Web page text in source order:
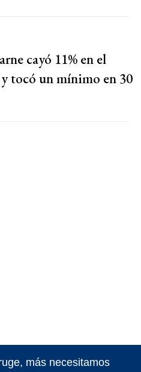
cayó 11% en el
tocó un mínimo en 30
más necesitamos